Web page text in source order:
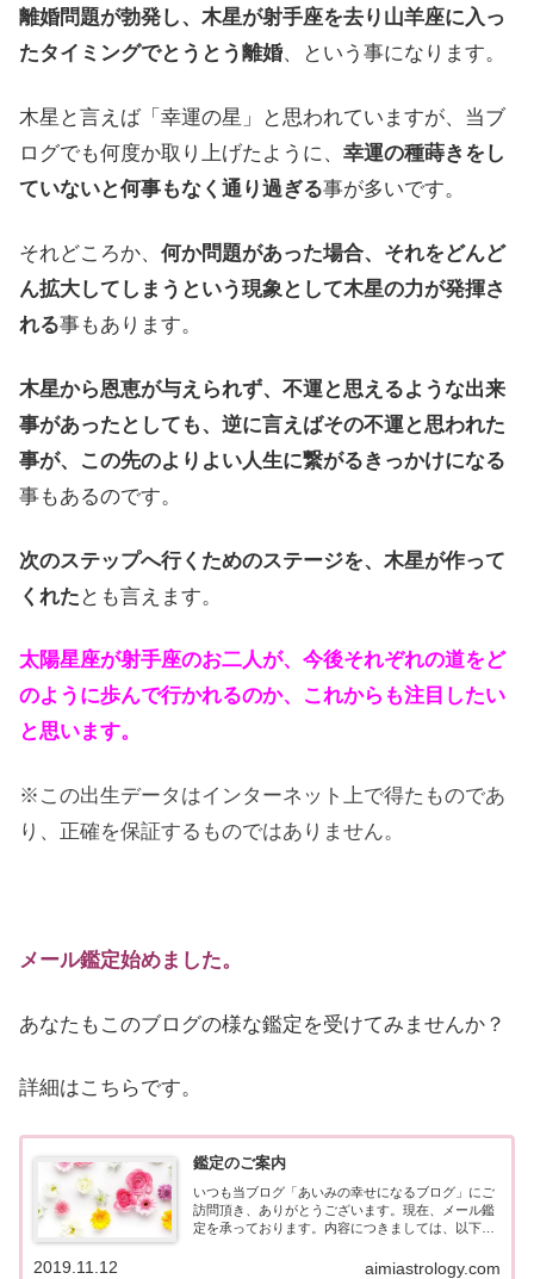
離婚問題が勃発し、木星が射手座を去り山羊座に入っ
たタイミングでとうとう離婚、という事になります。
木星と言えば「幸運の星」と思われていますが、当ブ
ログでも何度か取り上げたように、 幸運の種蒔きをし
ていないと何事もなく通り過ぎる事が多いです。
それどころか、 何か問題があった場合、それをどんど
ん拡大してしまうという現象として木星の力が発揮さ
れる事もあります。
木星から恩恵が与えられず、不運と思えるような出来
事があったとしても、逆に言えばその不運と思われた
事が、この先のよりよい人生に繋がるきっかけになる
事もあるのです。
次のステップへ行くためのステージを、木星が作って
くれた とも言えます。
太陽星座が射手座のお二人が、今後それぞれの道をど
のように歩んで行かれるのか、これからも注目したい
と思います。
※この出生データはインターネット上で得たものであ
り、正確を保証するものではありません。
メール鑑定始めました。
あなたもこのブログの様な鑑定を受けてみませんか？
詳細はこちらです。
鑑定のご案内
いつも当ブログ「あいみの幸せになるブログ」にご
訪問頂き、ありがとうございます。現在、メール鑑
定を承っております。内容につきましては、以下の
りまして、鑑定お届けまで通常よりお待たせしてし
aimiastrology.com
2019.11.12